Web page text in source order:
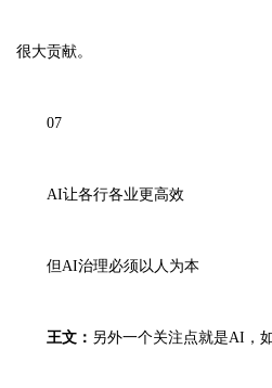
很大贡献。
07
AI让各行各业更高效
但AI治理必须以人为本
王文： 另外一个关注点就是AI，